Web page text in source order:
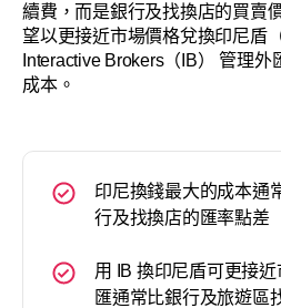
續費，而是銀行及找換店的買賣
望以更接近市場價格兌換印尼盾
Interactive Brokers（IB） 管理
成本。
印尼換錢最大的成本通
行及找換店的匯率點差
用 IB 換印尼盾可更接
匯通常比銀行及旅遊區